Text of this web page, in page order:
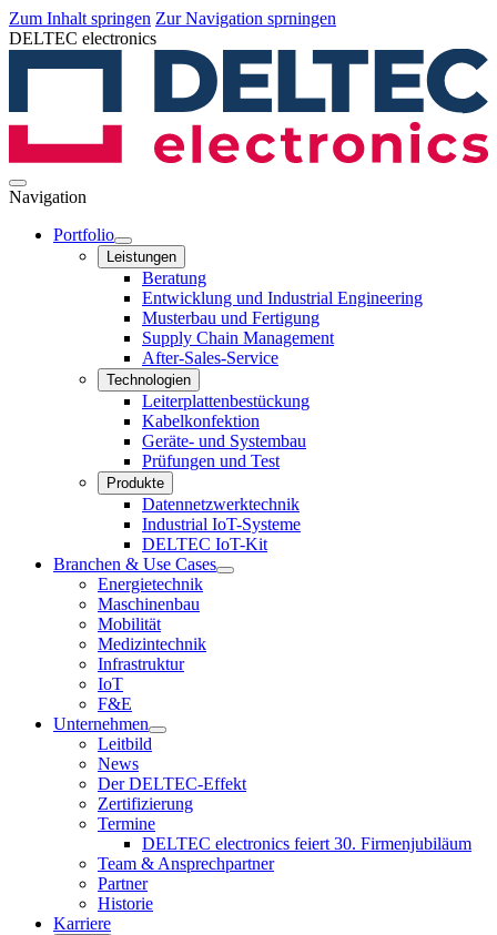
Zum Inhalt springen Zur Navigation sprningen
DELTEC electronics
Navigation
Portfolio
Leistungen
Beratung
Entwicklung und Industrial Engineering
Musterbau und Fertigung
Supply Chain Management
After-Sales-Service
Technologien
Leiterplatten­bestückung
Kabelkonfektion
Geräte- und Systembau
Prüfungen und Test
Produkte
Datennetzwerktechnik
Industrial IoT-Systeme
DELTEC IoT-Kit
Branchen & Use Cases
Energietechnik
Maschinenbau
Mobilität
Medizintechnik
Infrastruktur
IoT
F&E
Unternehmen
Leitbild
News
Der DELTEC-Effekt
Zertifizierung
Termine
DELTEC electronics feiert 30. Firmenjubiläum
Team & Ansprechpartner
Partner
Historie
Karriere